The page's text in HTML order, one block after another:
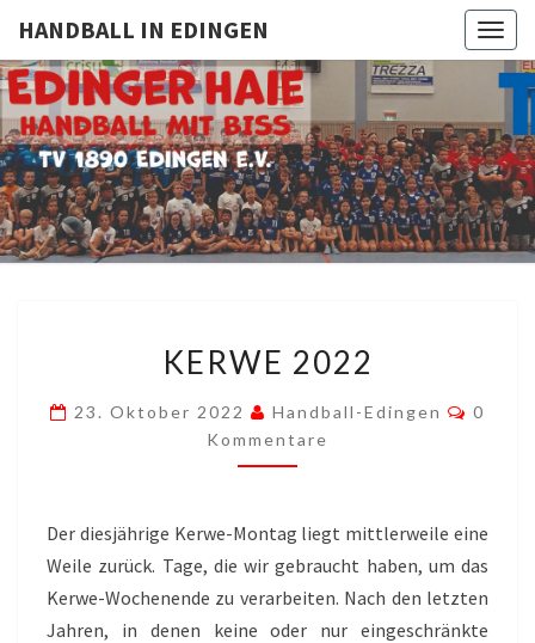
HANDBALL IN EDINGEN
IN
TV
1890
Edingen
2022
KERWE 2022
23. Oktober 2022 Handball-Edingen
0
Kommentare
Der diesjährige Kerwe-Montag liegt mittlerweile eine
Weile zurück. Tage, die wir gebraucht haben, um das
Kerwe-Wochenende zu verarbeiten. Nach den letzten
Jahren, in denen keine oder nur eingeschränkte